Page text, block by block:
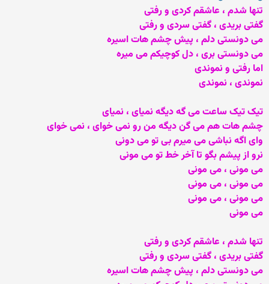
تنها شدم ، عاشقم کردی و رفتی
گفتی بریدی ، گفتی سردی و رفتی
می دونستی دلم ، پیش چشم هات اسیره
می دونستی بری ، دل کوچیکم می میره
اما رفتی و نموندی
نموندی ، نموندی
تیک تیک ساعت می گه دیگه نمیای ، نمیای
چشم هات هم می گن دیگه من رو نمی خوای ، نمی خوای
وای اگه نباشی می میرم بی تو می دونی
نرو از پیشم بگو تا آخر خط تو می مونی
می مونی ، می مونی
می مونی ، می مونی
می مونی ، می مونی
می مونی
تنها شدم ، عاشقم کردی و رفتی
گفتی بریدی ، گفتی سردی و رفتی
می دونستی دلم ، پیش چشم هات اسیره